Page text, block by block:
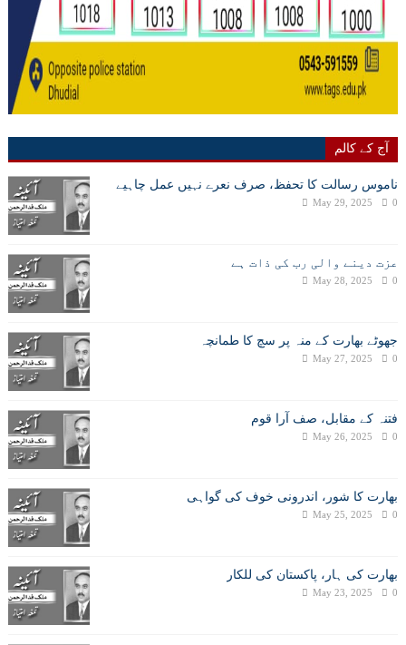
آج کے کالم
ناموس رسالت کا تحفظ، صرف نعرے نہیں عمل چاہیے
May 29, 2025 0
عزت دینے والی رب کی ذات ہے
May 28, 2025 0
جھوٹے بھارت کے منہ پر سچ کا طمانچہ
May 27, 2025 0
فتنہ کے مقابل، صف آرا قوم
May 26, 2025 0
بھارت کا شور، اندرونی خوف کی گواہی
May 25, 2025 0
بھارت کی ہار، پاکستان کی للکار
May 23, 2025 0